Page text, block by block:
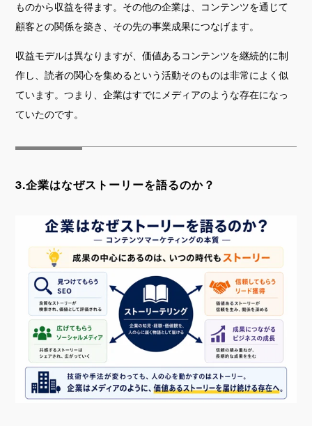
ものから収益を得ます。その他の企業は、コンテンツを通じて
顧客との関係を築き、その先の事業成果につなげます。
収益モデルは異なりますが、価値あるコンテンツを継続的に制
作し、読者の関心を集めるという活動そのものは非常によく似
ています。つまり、企業はすでにメディアのような存在になっ
ていたのです。
3.企業はなぜストーリーを語るのか？